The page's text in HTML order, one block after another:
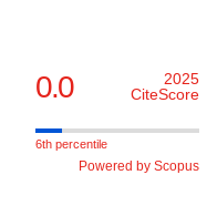
0.0
2025
CiteScore
6th percentile
Powered by Scopus